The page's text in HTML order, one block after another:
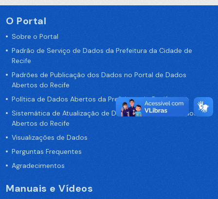
O Portal
Sobre o Portal
Padrão de Serviço de Dados da Prefeitura da Cidade de
Recife
Padrões de Publicação dos Dados no Portal de Dados
Abertos do Recife
Política de Dados Abertos da Prefeitura do Recife
Sistemática de Atualização de Dados do Portal de Dados
Abertos do Recife
Visualizações de Dados
Perguntas Frequentes
Agradecimentos
Manuais e Vídeos